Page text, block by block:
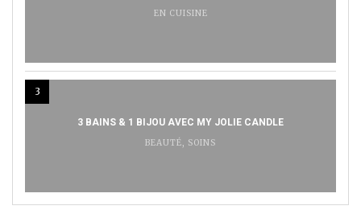
EN CUISINE
3
3 BAINS & 1 BIJOU AVEC MY JOLIE CANDLE
BEAUTÉ, SOINS